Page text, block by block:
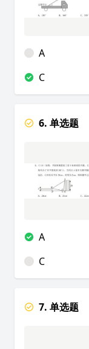
A
C
6. 单选题
A
C
7. 单选题